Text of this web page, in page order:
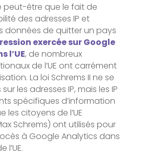
peut-être que le fait de
des adresses IP et
données de quitter un pays
exercée sur Google
l’UE, de nombreux
de l’UE ont carrément
La loi Schrems II ne se
les adresses IP, mais les IP
spécifiques d’information
les citoyens de l’UE
Schrems) ont utilisés pour
à Google Analytics dans
l’UE.